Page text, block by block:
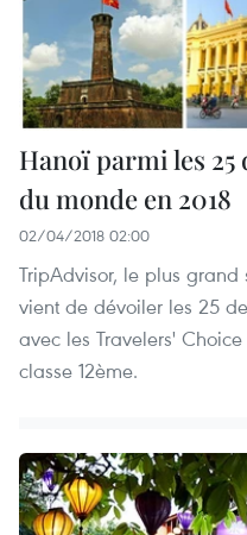
Hanoï parmi les
du monde en 2018
02/04/2018 02:00
TripAdvisor, le plus
vient de dévoiler les 25
avec les Travelers'
classe 12ème.